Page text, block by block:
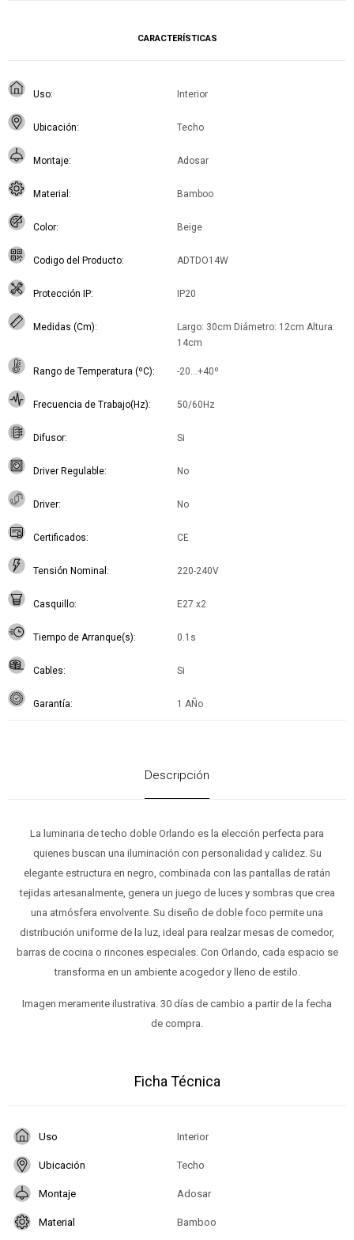
CARACTERÍSTICAS
Uso Interior
Ubicación Techo
Montaje Adosar
Material Bamboo
Color Beige
Codigo del Producto ADTDO14W
Protección IP IP20
Medidas (Cm)
Largo: 30cm Diámetro: 12cm Altura:
14cm
Rango de Temperatura (ºC) -20...+40º
Frecuencia de Trabajo(Hz) 50/60Hz
Difusor Si
Driver Regulable No
Driver No
Certificados CE
Tensión Nominal 220-240V
Casquillo E27 x2
Tiempo de Arranque(s) 0.1s
Cables Si
Garantía 1 AÑo
Descripción
La luminaria de techo doble Orlando es la elección perfecta para
quienes buscan una iluminación con personalidad y calidez. Su
elegante estructura en negro, combinada con las pantallas de ratán
tejidas artesanalmente, genera un juego de luces y sombras que crea
una atmósfera envolvente. Su diseño de doble foco permite una
distribución uniforme de la luz, ideal para realzar mesas de comedor,
barras de cocina o rincones especiales. Con Orlando, cada espacio se
transforma en un ambiente acogedor y lleno de estilo.
Imagen meramente ilustrativa. 30 días de cambio a partir de la fecha
de compra.
Ficha Técnica
Uso Interior
Ubicación Techo
Montaje Adosar
Material Bamboo